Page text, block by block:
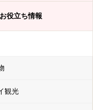
お役立ち情報
観光